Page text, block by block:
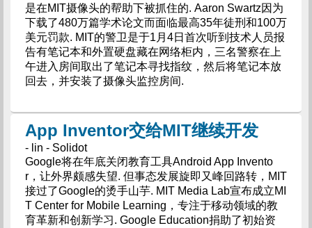
是在MIT摄像头的帮助下被抓住的. Aaron Swartz因为
下载了480万篇学术论文而面临最高35年徒刑和100万
美元罚款. MIT的警卫是于1月4日首次听到技术人员报
告有笔记本和外置硬盘藏在网络柜内，三名警察在上
午进入房间取出了笔记本寻找指纹，然后将笔记本放
回去，并安装了摄像头监控房间.
App Inventor交给MIT继续开发
- lin - Solidot
Google将在年底关闭教育工具Android App Invento
r，让外界颇感失望. 但事态发展旋即又峰回路转，MIT
接过了Google的烫手山芋. MIT Media Lab宣布成立MI
T Center for Mobile Learning，专注于移动领域的教
育革新和创新学习. Google Education捐助了初始资